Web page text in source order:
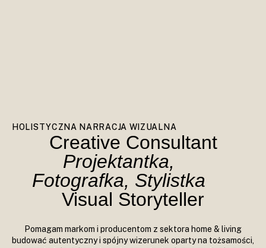
HOLISTYCZNA NARRACJA WIZUALNA
Creative Consultant
Projektantka,
Fotografka, Stylistka
Visual Storyteller
Pomagam markom i producentom z sektora home & living
budować autentyczny i spójny wizerunek oparty na tożsamości,